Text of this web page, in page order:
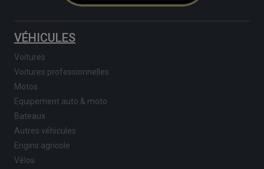
VÉHICULES
Voitures
Voitures professionnelles
Motos
Equipement auto & moto
Bateaux
Autres véhicules
Engins agricole
Vélos